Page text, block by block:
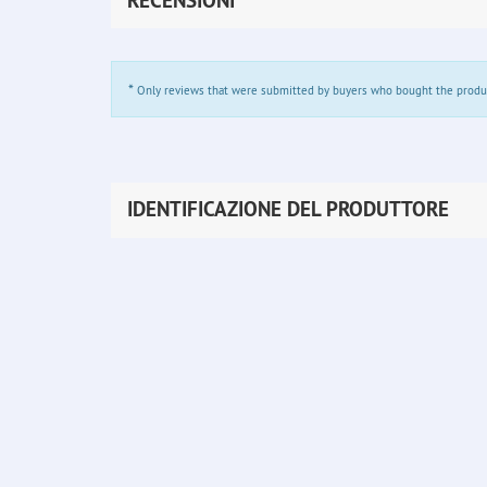
* Only reviews that were submitted by buyers who bought the
IDENTIFICAZIONE DEL PRODUTTORE